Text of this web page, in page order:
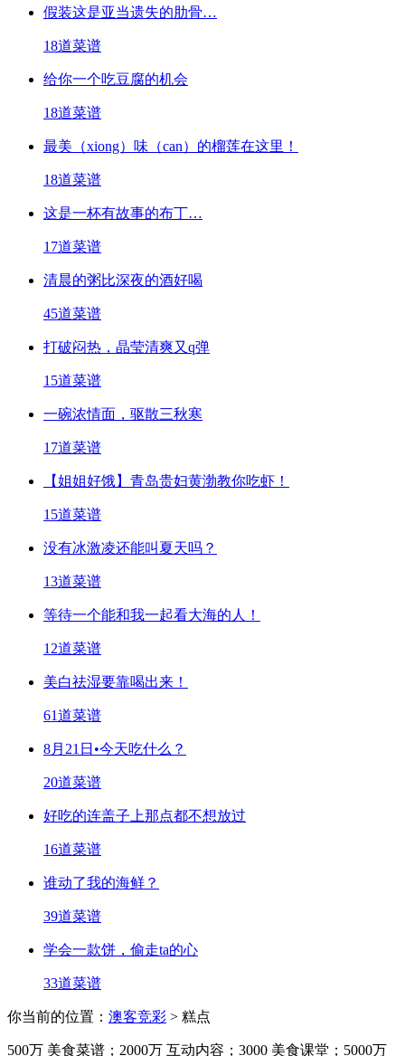
假装这是亚当遗失的肋骨…
18道菜谱
给你一个吃豆腐的机会
18道菜谱
最美（xiong）味（can）的榴莲在这里！
18道菜谱
这是一杯有故事的布丁…
17道菜谱
清晨的粥比深夜的酒好喝
45道菜谱
打破闷热，晶莹清爽又q弹
15道菜谱
一碗浓情面，驱散三秋寒
17道菜谱
【姐姐好饿】青岛贵妇黄渤教你吃虾！
15道菜谱
没有冰激凌还能叫夏天吗？
13道菜谱
等待一个能和我一起看大海的人！
12道菜谱
美白祛湿要靠喝出来！
61道菜谱
8月21日•今天吃什么？
20道菜谱
好吃的连盖子上那点都不想放过
16道菜谱
谁动了我的海鲜？
39道菜谱
学会一款饼，偷走ta的心
33道菜谱
你当前的位置： 澳客竞彩 > 糕点
500万 美食菜谱； 2000万 互动内容； 3000 美食课堂； 5000万